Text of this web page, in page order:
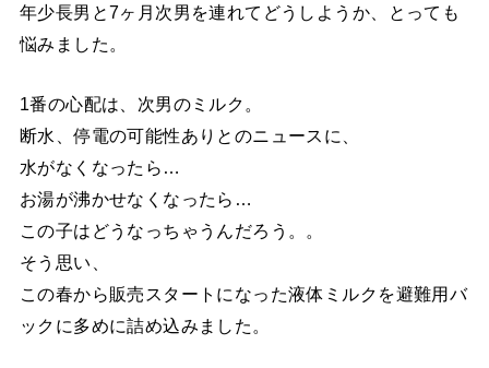
年少長男と7ヶ月次男を連れてどうしようか、とっても
悩みました。
1番の心配は、次男のミルク。
断水、停電の可能性ありとのニュースに、
水がなくなったら…
お湯が沸かせなくなったら…
この子はどうなっちゃうんだろう。。
そう思い、
この春から販売スタートになった液体ミルクを避難用バ
ックに多めに詰め込みました。